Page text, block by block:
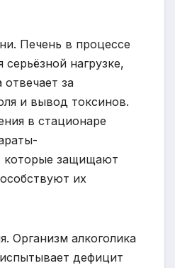
Печень в процессе
серьёзной нагрузке,
за
и вывод токсинов.
в стационаре
которые защищают
их
Организм алкоголика
дефицит